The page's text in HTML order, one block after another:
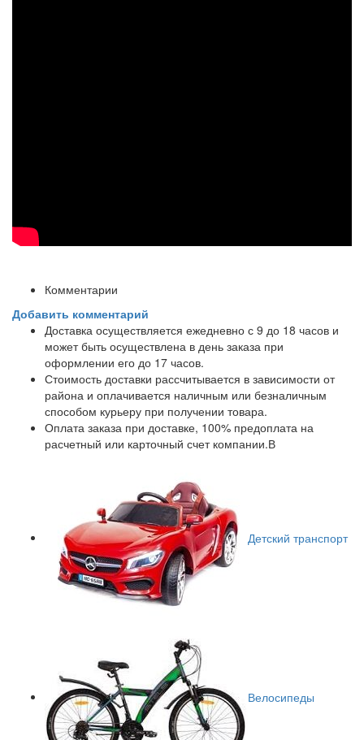
Комментарии
Добавить комментарий
Доставка осуществляется ежедневно с 9 до 18 часов и
может быть осуществлена в день заказа при
оформлении его до 17 часов.
Стоимость доставки рассчитывается в зависимости от
района и оплачивается наличным или безналичным
способом курьеру при получении товара.
Оплата заказа при доставке, 100% предоплата на
расчетный или карточный счет компании.В
Детский транспорт
Велосипеды